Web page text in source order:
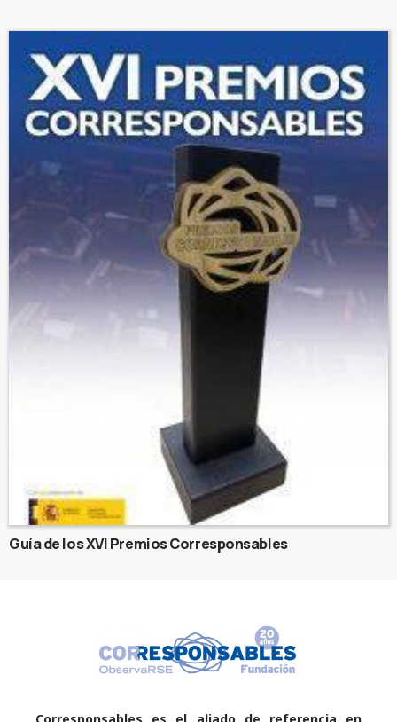
Guía de los XVI Premios Corresponsables